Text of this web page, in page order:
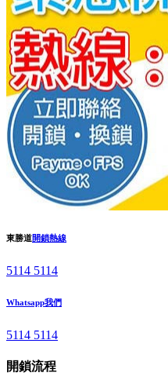
東勝道開鎖熱線
5114 5114
Whatsapp我們
5114 5114
開鎖流程